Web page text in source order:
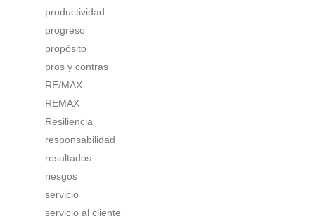
productividad
progreso
propósito
pros y contras
RE/MAX
REMAX
Resiliencia
responsabilidad
resultados
riesgos
servicio
servicio al cliente